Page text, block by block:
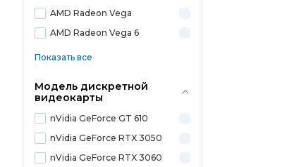
AMD Radeon Vega
AMD Radeon Vega 6
Показать все
Модель дискретной
видеокарты
nVidia GeForce GT 610
nVidia GeForce RTX 3050
nVidia GeForce RTX 3060